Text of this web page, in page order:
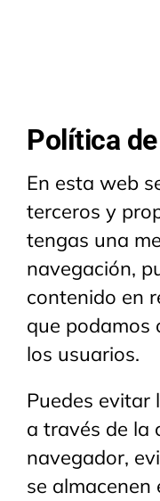
Política
En esta web
terceros y
tengas una
navegación,
contenido en
que podamos
los usuarios.
Puedes evitar
a través de la
navegador,
se almacenen